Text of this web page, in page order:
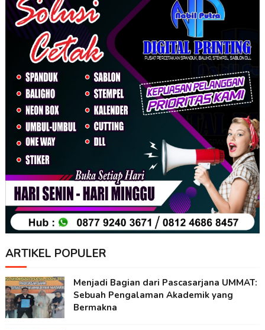
ARTIKEL POPULER
Menjadi Bagian dari Pascasarjana UMMAT:
Sebuah Pengalaman Akademik yang
Bermakna